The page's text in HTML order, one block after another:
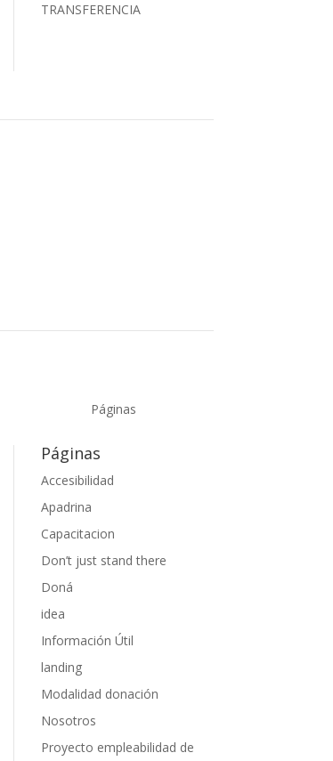
TRANSFERENCIA
Páginas
Páginas
Accesibilidad
Apadrina
Capacitacion
Don’t just stand there
Doná
idea
Información Útil
landing
Modalidad donación
Nosotros
Proyecto empleabilidad de